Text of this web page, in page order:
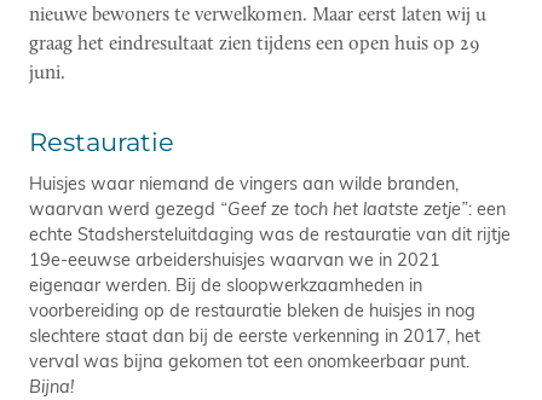
nieuwe bewoners te verwelkomen. Maar eerst laten wij u
graag het eindresultaat zien tijdens een open huis op 29
juni.
Restauratie
Huisjes waar niemand de vingers aan wilde branden,
waarvan werd gezegd “Geef ze toch het laatste zetje”: een
echte Stadshersteluitdaging was de restauratie van dit rijtje
19e-eeuwse arbeidershuisjes waarvan we in 2021
eigenaar werden. Bij de sloopwerkzaamheden in
voorbereiding op de restauratie bleken de huisjes in nog
slechtere staat dan bij de eerste verkenning in 2017, het
verval was bijna gekomen tot een onomkeerbaar punt.
Bijna!